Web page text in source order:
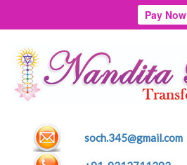
Pay Now
soch.345@gmail.com